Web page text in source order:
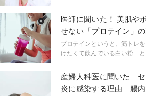
しなかったりと悩むことも多
リスティック スキン クリニッ
に、肌が揺らいで敏感な時に
慣を教えていただきました。
医師に聞いた！ 美肌や
せない「プロテイン」
プロテインというと、筋トレ
けたくて飲んでいる白い粉…
ィメイクを行う上で、とって
Maiko Holistic skin Clinic院長
テインの役割や選ぶポイント
産婦人科医に聞いた｜
炎に感染する理由｜腸